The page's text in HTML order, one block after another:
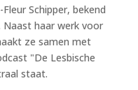
Schipper, bekend
haar werk voor
ze samen met
"De Lesbische
staat.